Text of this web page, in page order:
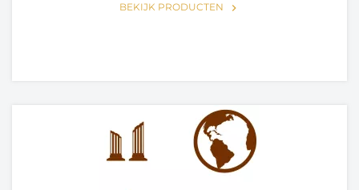
BEKIJK PRODUCTEN keyboard_arrow_right